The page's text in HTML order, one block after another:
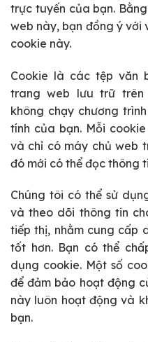
trực tuyến của bạn.
web này, bạn đồng ý với
cookie này.
Cookie là các tệp văn
trang web lưu trữ trên
không chạy chương
tính của bạn. Mỗi
và chỉ có máy chủ web
đó mới có thể đọc thông
Chúng tôi có thể sử
và theo dõi thông tin
tiếp thị, nhằm cung cấp
tốt hơn. Bạn có thể
dụng cookie. Một số
để đảm bảo hoạt động
này luôn hoạt động và
bạn.